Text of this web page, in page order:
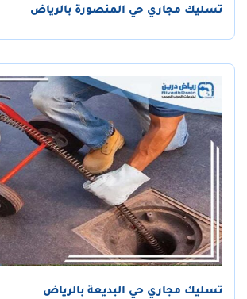
تسليك مجاري حي المنصورة بالرياض
تسليك مجاري حي البديعة بالرياض